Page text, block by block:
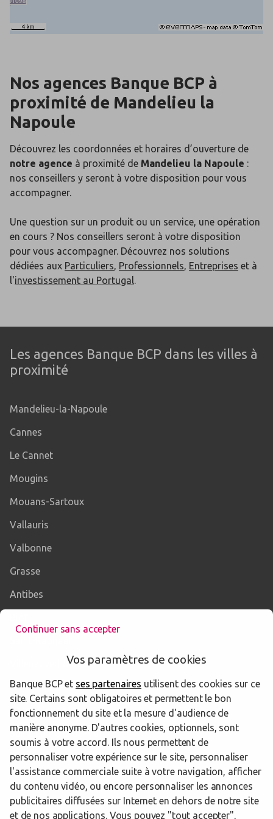
Nos agences Banque BCP à
proximité de Mandelieu la
Napoule
Découvrez les coordonnées et horaires d’ouverture de
notre agence à proximité de Mandelieu la Napoule :
nos conseillers y seront à votre disposition pour vous
accompagner.
Une question sur un produit ou un service, une opération
en cours ? Nos conseillers seront à votre disposition
pour vous accompagner. Découvrez nos solutions
dédiées aux Particuliers, Professionnels, Entreprises et à
l'investissement au Portugal.
Les agences Banque BCP dans les villes à
proximité
Mandelieu-la-Napoule
Cannes
Le Cannet
Mougins
Mouans-Sartoux
Vallauris
Valbonne
Grasse
Antibes
Villeneuve-Loubet
Fréjus
Cagnes-sur-Mer
Saint-Laurent-du-Var
Trouver une agence Banque BCP
Alpes-Maritimes
Mandelieu la Napoule
Continuer sans accepter
Vos paramètres de cookies
Banque BCP et ses partenaires utilisent des cookies sur ce
site. Certains sont obligatoires et permettent le bon
fonctionnement du site et la mesure d'audience de
manière anonyme. D'autres cookies, optionnels, sont
soumis à votre accord. Ils nous permettent de
personnaliser votre expérience sur le site, personnaliser
l'assistance commerciale suite à votre navigation, afficher
du contenu vidéo, ou encore personnaliser les annonces
publicitaires diffusées sur Internet en dehors de notre site
et de nos applications. Vous pouvez "tout accepter",